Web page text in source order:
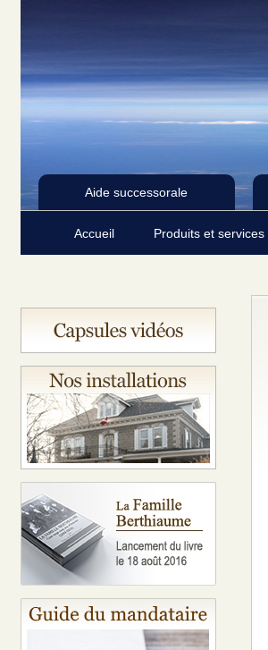
Aide successorale
Accueil Produits et services